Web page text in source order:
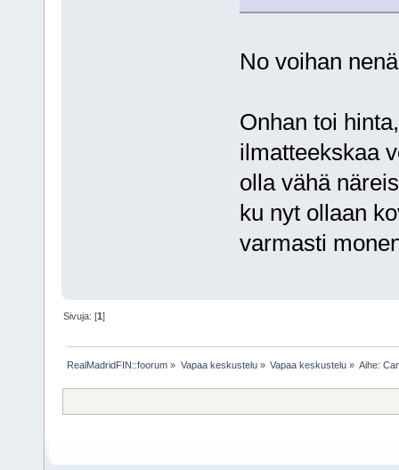
No voihan
Onhan toi
ilmatteekskaa
olla vähä
ku nyt ollaan
varmasti
Sivuja: [1]
RealMadridFIN::foorum » Vapaa keskustelu» Vapaa keskustelu» Aihe: